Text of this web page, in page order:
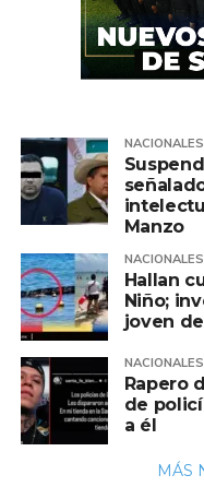
NACIONALES
Manzo
NACIONALES
Hallan
Niño;
joven
NACIONALES
Rapero
de
a él
MÁS